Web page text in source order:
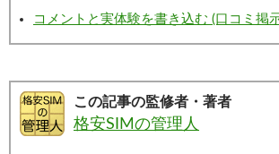
コメントと実体験を書き込む (口コミ掲
この記事の監修者・著者
格安SIMの管理人